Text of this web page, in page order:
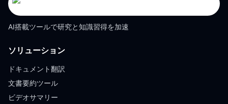
AI搭載ツールで研究と知識習得を加速
ソリューション
ドキュメント翻訳
文書要約ツール
ビデオサマリー